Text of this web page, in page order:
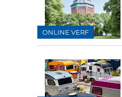
ONLINE VERF